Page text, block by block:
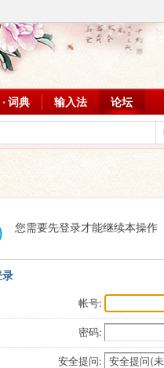
词典 输入法 论坛
您需要先登录才能继续本操作
录
帐号:
密码:
安全提问: